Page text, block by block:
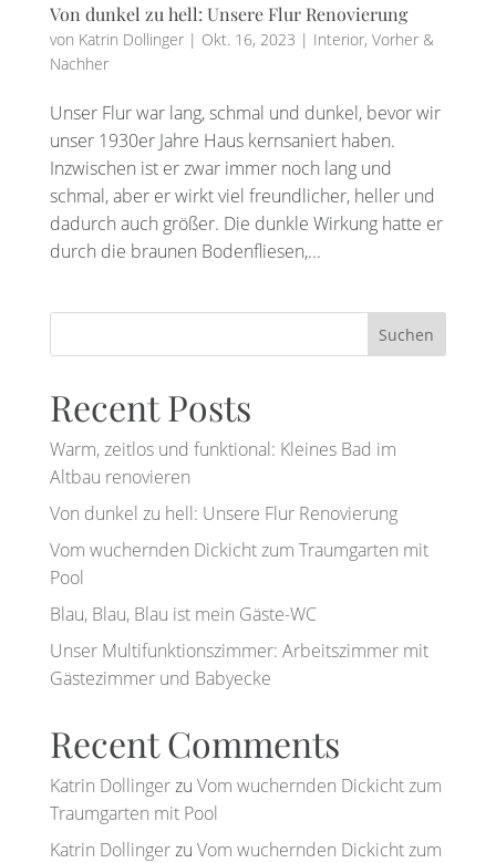
Von dunkel zu hell: Unsere Flur Renovierung
von Katrin Dollinger| Okt. 16, 2023 | Interior, Vorher &
Nachher
Unser Flur war lang, schmal und dunkel, bevor wir
unser 1930er Jahre Haus kernsaniert haben.
Inzwischen ist er zwar immer noch lang und
schmal, aber er wirkt viel freundlicher, heller und
dadurch auch größer. Die dunkle Wirkung hatte er
durch die braunen Bodenfliesen,...
Suchen
Recent Posts
Warm, zeitlos und funktional: Kleines Bad im
Altbau renovieren
Von dunkel zu hell: Unsere Flur Renovierung
Vom wuchernden Dickicht zum Traumgarten mit
Pool
Blau, Blau, Blau ist mein Gäste-WC
Unser Multifunktionszimmer: Arbeitszimmer mit
Gästezimmer und Babyecke
Recent Comments
Katrin Dollingerzu Vom wuchernden Dickicht zum
Traumgarten mit Pool
Katrin Dollingerzu Vom wuchernden Dickicht zum